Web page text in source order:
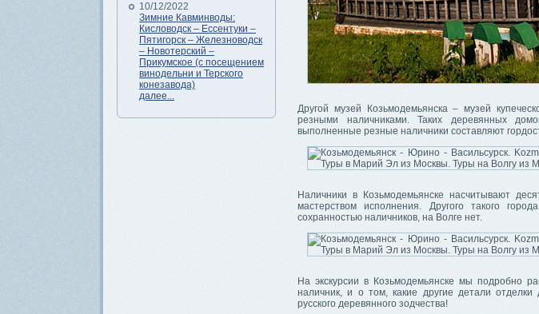
10/12/2022
Зимние Кавминводы:
Кисловодск – Ессентуки –
Пятигорск – Железноводск
– Новотерский –
Прикумское (с посещением
винодельни и Терского
конезавода)
далее...
Другой музей Козьмодемьянска – музей
резными наличниками. Таких деревянных
выполненные резные наличники составляют
Наличники в Козьмодемьянске насчитывают
мастерством исполнения. Другого такого
сохранностью наличников, на Волге нет.
На экскурсии в Козьмодемьянске мы подробно
наличник, и о том, какие другие детали
русского деревянного зодчества!